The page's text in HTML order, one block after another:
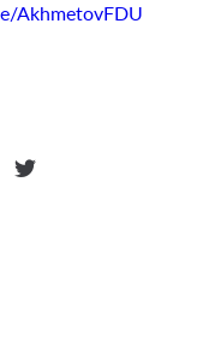
AkhmetovFDU